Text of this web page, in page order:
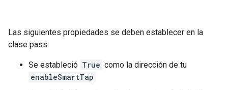
Las siguientes propiedades se deben establecer en la
clase pass:
Se estableció True como la dirección de tu
enableSmartTap